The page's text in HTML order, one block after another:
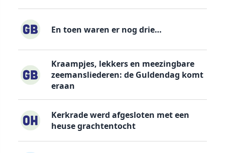
En toen waren er nog drie…
Kraampjes, lekkers en meezingbare
zeemansliederen: de Guldendag komt
eraan
Kerkrade werd afgesloten met een
heuse grachtentocht